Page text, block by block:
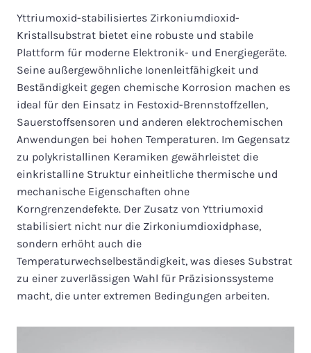
Yttriumoxid-stabilisiertes Zirkoniumdioxid-
Kristallsubstrat bietet eine robuste und stabile
Plattform für moderne Elektronik- und Energiegeräte.
Seine außergewöhnliche Ionenleitfähigkeit und
Beständigkeit gegen chemische Korrosion machen es
ideal für den Einsatz in Festoxid-Brennstoffzellen,
Sauerstoffsensoren und anderen elektrochemischen
Anwendungen bei hohen Temperaturen. Im Gegensatz
zu polykristallinen Keramiken gewährleistet die
einkristalline Struktur einheitliche thermische und
mechanische Eigenschaften ohne
Korngrenzendefekte. Der Zusatz von Yttriumoxid
stabilisiert nicht nur die Zirkoniumdioxidphase,
sondern erhöht auch die
Temperaturwechselbeständigkeit, was dieses Substrat
zu einer zuverlässigen Wahl für Präzisionssysteme
macht, die unter extremen Bedingungen arbeiten.